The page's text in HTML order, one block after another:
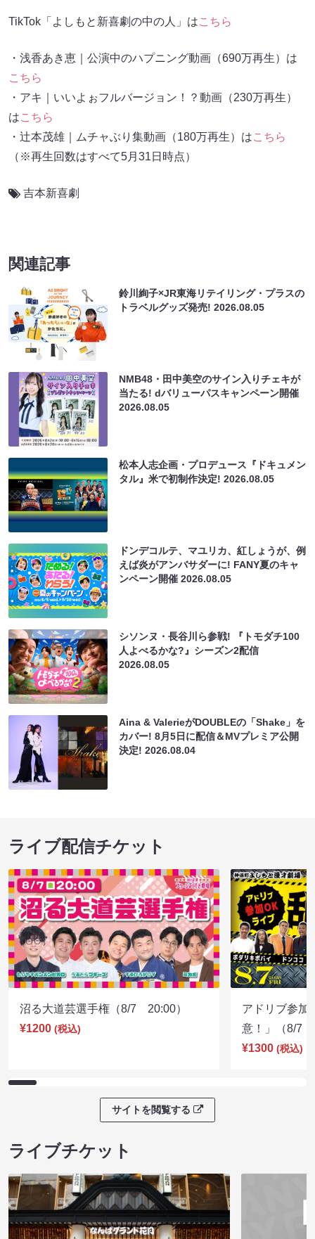
TikTok「よしもと新喜劇の中の人」はこちら
・浅香あき恵｜公演中のハプニング動画（690万再生）は
こちら
・アキ｜いいよぉフルバージョン！？動画（230万再生）
はこちら
・辻本茂雄｜ムチャぶり集動画（180万再生）はこちら
（※再生回数はすべて5月31日時点）
吉本新喜劇
関連記事
鈴川絢子×JR東海リテイリング・プラスの
トラベルグッズ発売!2026.08.05
NMB48・田中美空のサイン入りチェキが
当たる! dバリューパスキャンペーン開催
2026.08.05
松本人志企画・プロデュース『ドキュメン
タル』米で初制作決定!2026.08.05
ドンデコルテ、マユリカ、紅しょうが、例
えば炎がアンバサダーに! FANY夏のキャ
ンペーン開催2026.08.05
シソンヌ・長谷川ら参戦! 『トモダチ100
人よべるかな?』シーズン2配信
2026.08.05
Aina & ValerieがDOUBLEの「Shake」を
カバー! 8月5日に配信＆MVプレミア公開
決定!2026.08.04
ライブ配信チケット
沼る大道芸選手権（8/7 20:00）
¥1200 (税込)
アドリブ参加
意！」（8/7
¥1300 (税込)
サイトを閲覧する
ライブチケット